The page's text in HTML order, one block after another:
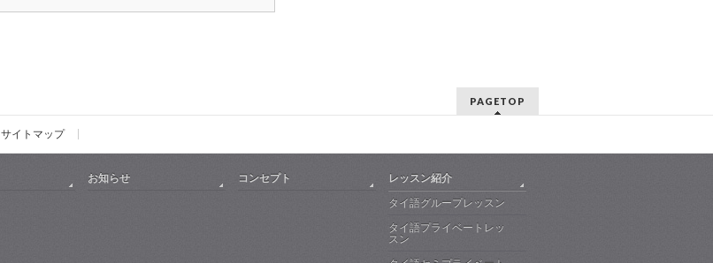
PAGETOP
サイトマップ
お知らせ コンセプト
レッスン紹介
タイ語グループレッスン
タイ語プライベートレッ
スン